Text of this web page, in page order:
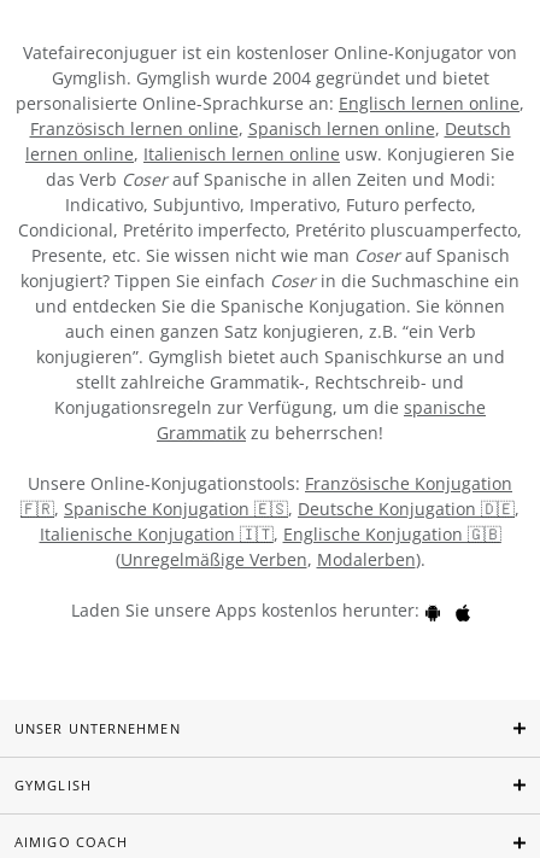
Vatefaireconjuguer ist ein kostenloser Online-Konjugator von
Gymglish. Gymglish wurde 2004 gegründet und bietet
personalisierte Online-Sprachkurse an: Englisch lernen online,
Französisch lernen online, Spanisch lernen online, Deutsch
lernen online, Italienisch lernen online usw. Konjugieren Sie
das Verb Coserauf Spanische in allen Zeiten und Modi:
Indicativo, Subjuntivo, Imperativo, Futuro perfecto,
Condicional, Pretérito imperfecto, Pretérito pluscuamperfecto,
Presente, etc. Sie wissen nicht wie man Coserauf Spanisch
konjugiert? Tippen Sie einfach Coserin die Suchmaschine ein
und entdecken Sie die Spanische Konjugation. Sie können
auch einen ganzen Satz konjugieren, z.B. “ein Verb
konjugieren”. Gymglish bietet auch Spanischkurse an und
stellt zahlreiche Grammatik-, Rechtschreib- und
Konjugationsregeln zur Verfügung, um die spanische
Grammatik zu beherrschen!
Unsere Online-Konjugationstools: Französische Konjugation
🇫🇷, Spanische Konjugation 🇪🇸, Deutsche Konjugation 🇩🇪,
Italienische Konjugation 🇮🇹, Englische Konjugation 🇬🇧
(Unregelmäßige Verben, Modalerben).
Laden Sie unsere Apps kostenlos herunter:
UNSER UNTERNEHMEN
GYMGLISH
AIMIGO COACH